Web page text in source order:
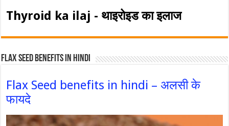
Thyroid ka ilaj - थाइरोइड का इलाज
Flax Seed Benefits in hindi
Flax Seed benefits in hindi – अलसी के
फायदे